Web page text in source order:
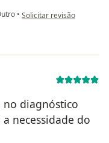
• na opinião do utilizador
Solicitar revisão
no diagnóstico
necessidade do